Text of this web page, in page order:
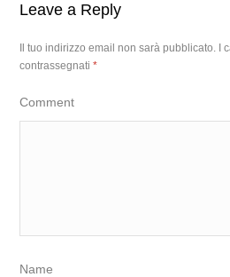
Leave a Reply
Il tuo indirizzo email non sarà pubblicato.
I
contrassegnati*
Comment
Name